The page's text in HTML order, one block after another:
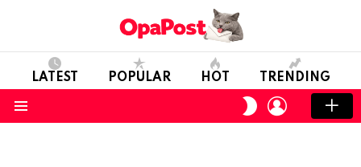
LATEST POPULAR HOT TRENDING
SWITCH
SKIN
LOGIN